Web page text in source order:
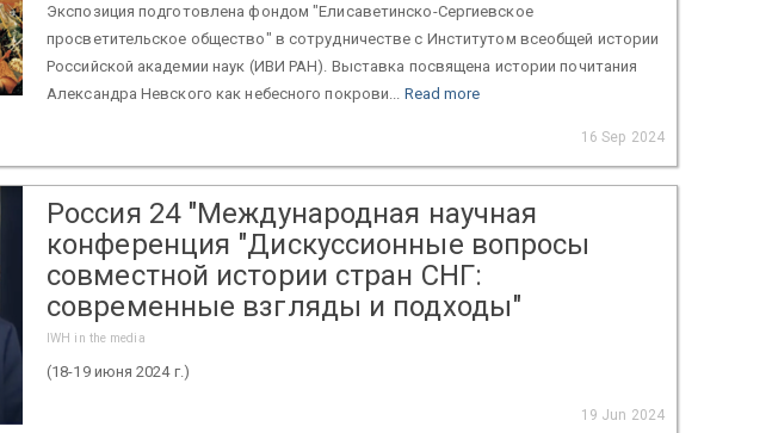
Экспозиция подготовлена фондом "Елисаветинско-Сергиевское
просветительское общество" в сотрудничестве с Институтом всеобщей истории
Российской академии наук (ИВИ РАН). Выставка посвящена истории почитания
Александра Невского как небесного покрови... Read more
16 Sep 2024
Россия 24 "Международная научная
конференция "Дискуссионные вопросы
совместной истории стран СНГ:
современные взгляды и подходы"
IWH in the media
(18-19 июня 2024 г.)
19 Jun 2024